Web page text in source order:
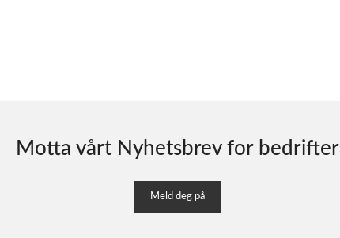
Motta vårt Nyhetsbrev for bedrifter
Meld deg på